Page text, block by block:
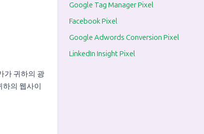
가 귀하의 광
하의 웹사이
Google Tag Manager Pixel
Facebook Pixel
Google Adwords Conversion Pixel
LinkedIn Insight Pixel